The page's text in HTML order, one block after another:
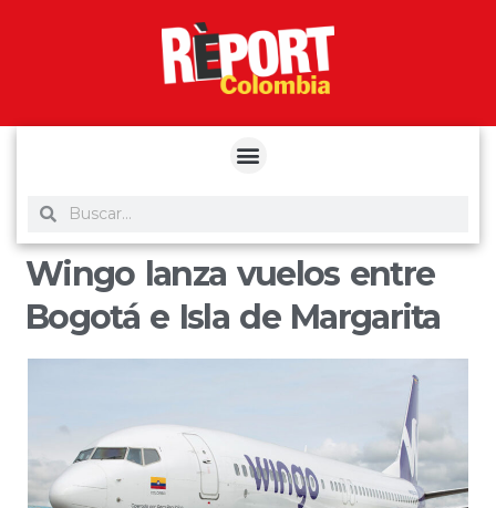
Wingo lanza vuelos entre
Bogotá e Isla de Margarita